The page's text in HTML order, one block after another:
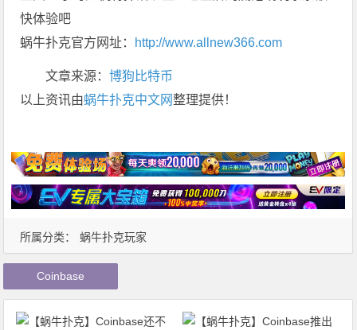
所属分类： 蜗牛扑克玩家
快体验吧
蜗牛扑克官方网址： http://www.allnew366.com
文章来源：博狗比特币
以上资讯由蜗牛扑克中文网整理提供！
Coinbase